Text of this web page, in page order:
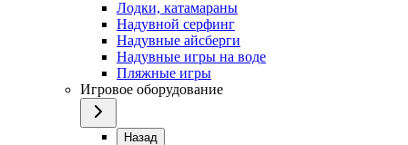
Лодки, катамараны
Надувной серфинг
Надувные айсберги
Надувные игры на воде
Пляжные игры
Игровое оборудование
Назад